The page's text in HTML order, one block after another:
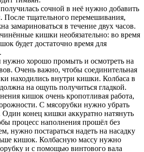
сочной в неё нужно добавить
После тщательного перемешивания,
замариноваться в течение двух часов.
кишки необязательно: во время
будет достаточно время для
хорошо промыть и осмотреть на
Очень важно, чтобы соединительная
находились внутри кишки. Колбаса в
на ощупь получиться гладкой.
кишок очень кропотливая работа,
С мясорубки нужно убрать
конец кишки аккуратно натянуть
процесс наполнения прошёл без
нужно постараться надеть на насадку
кишок. Колбасную массу нужно
и с помощью винтового вала